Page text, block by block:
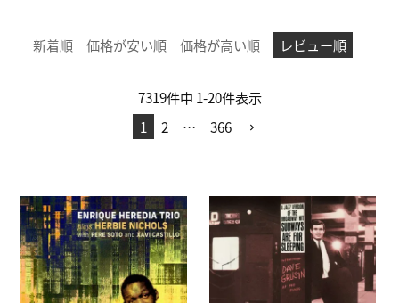
新着順 価格が安い順 価格が高い順 レビュー順
7319件中 1-20件表示
1
2 … 366